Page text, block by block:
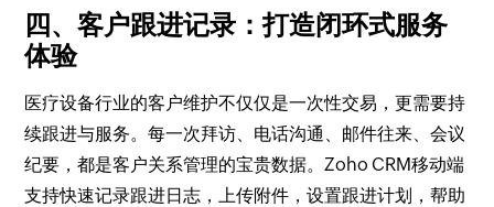
四、客户跟进记录：打造闭环式服务
体验
医疗设备行业的客户维护不仅仅是一次性交易，更需要持
续跟进与服务。每一次拜访、电话沟通、邮件往来、会议
纪要，都是客户关系管理的宝贵数据。Zoho CRM移动端
支持快速记录跟进日志，上传附件，设置跟进计划，帮助